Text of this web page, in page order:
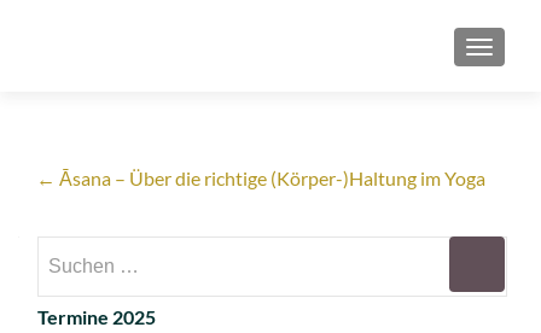
Artikel-
Navigation
← Āsana – Über die richtige (Körper-)Haltung im Yoga
nach:
Termine 2025